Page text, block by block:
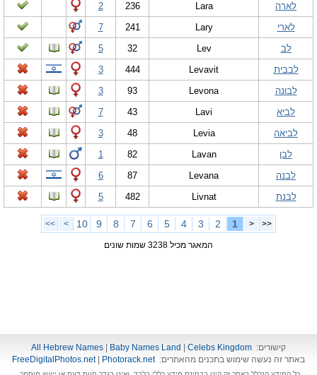
לארה Lara
236
2
לארי
Lary
241
7
לב
Lev
32
5
לבבית
Levavit
444
3
לבונה
Levona
93
3
לביא
Lavi
43
7
לביאה
Levia
48
3
לבן
Lavan
82
1
לבנה
Levana
87
6
לבנת
Livnat
482
5
<<
<
1
2
3
4
5
6
7
8
9
10
>
>>
המאגר מכיל 3238 שמות שונים
קישורים: All Hebrew Names Baby Names Land
Celebs Kingdom
באתר זה נעשה שימוש בתכנים מהאתרים:
FreeDigitalPhotos.net| Photorack.net